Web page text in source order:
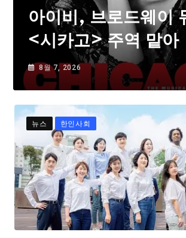
아이비, 브로드웨이
<시카고> 주역 맡아
8월 7, 2026
뉴스 한인사회